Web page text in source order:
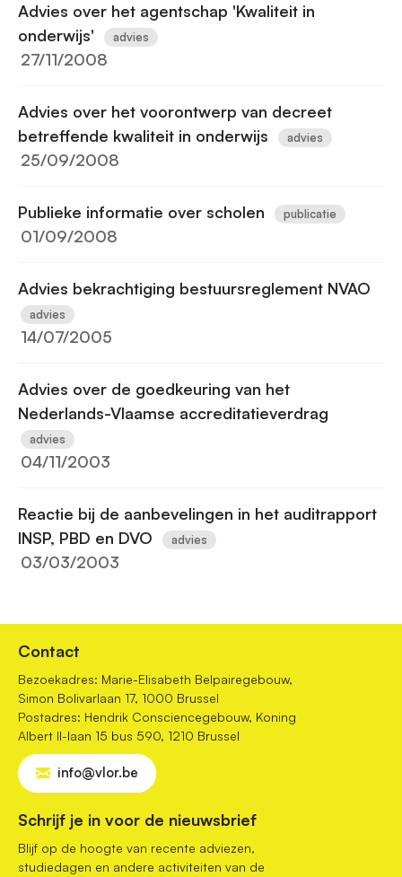
Advies over het agentschap 'Kwaliteit in
onderwijs'
advies
27/11/2008
Advies over het voorontwerp van decreet
betreffende kwaliteit in onderwijs
advies
25/09/2008
Publieke informatie over scholen publicatie
01/09/2008
Advies bekrachtiging bestuursreglement NVAO
advies
14/07/2005
Advies over de goedkeuring van het
Nederlands-Vlaamse accreditatieverdrag
advies
04/11/2003
Reactie bij de aanbevelingen in het auditrapport
INSP, PBD en DVO
advies
03/03/2003
Contact
Bezoekadres: Marie-Elisabeth Belpairegebouw,
Simon Bolivarlaan 17, 1000 Brussel
Postadres: Hendrik Consciencegebouw, Koning
Albert II-laan 15 bus 590, 1210 Brussel
info@vlor.be
Schrijf je in voor de nieuwsbrief
Blijf op de hoogte van recente adviezen,
studiedagen en andere activiteiten van de